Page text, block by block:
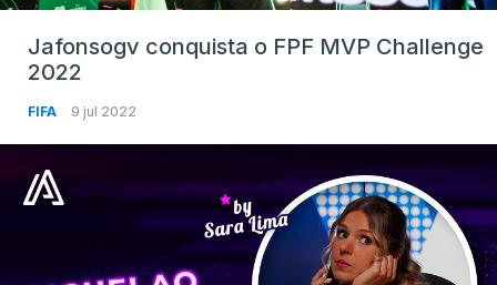
Jafonsogv conquista o FPF MVP Challenge
2022
FIFA 9 jul 2022